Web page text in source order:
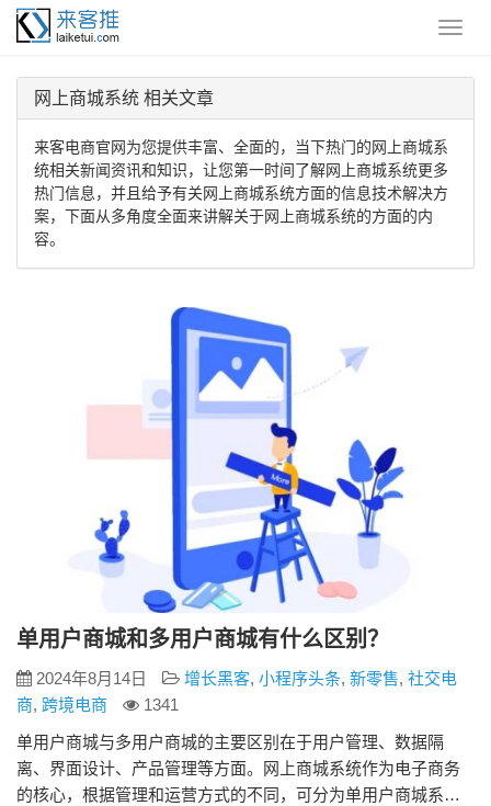
网上商城系统 相关文章
来客电商官网为您提供丰富、全面的，当下热门的网上商城系
统相关新闻资讯和知识，让您第一时间了解网上商城系统更多
热门信息，并且给予有关网上商城系统方面的信息技术解决方
案，下面从多角度全面来讲解关于网上商城系统的方面的内
容。
单用户商城和多用户商城有什么区别？
2024年8月14日 增长黑客, 小程序头条, 新零售, 社交电
商, 跨境电商
1341
单用户商城与多用户商城的主要区别在于用户管理、数据隔
离、界面设计、产品管理等方面。网上商城系统作为电子商务
的核心，根据管理和运营方式的不同，可分为单用户商城系统